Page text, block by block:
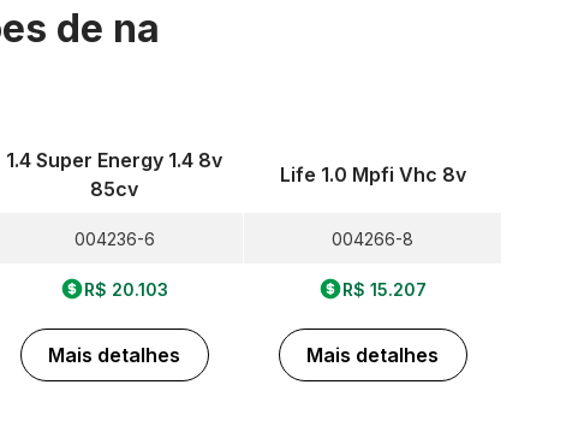
de na
1.4 Super Energy 1.4 8v
85cv
004236-6
R$ 20.103
Mais detalhes
Life 1.0 Mpfi Vhc 8v
004266-8
R$ 15.207
Mais detalhes